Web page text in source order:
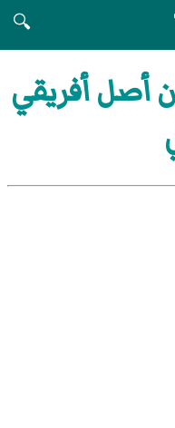
🔍
أصل أفريقي